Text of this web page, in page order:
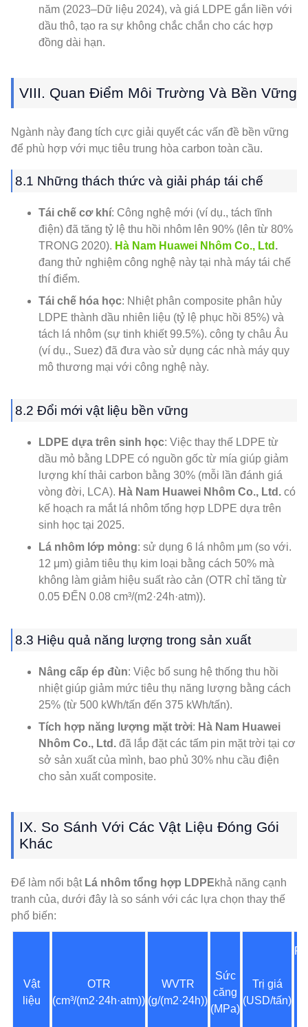
năm (2023–Dữ liệu 2024), và giá LDPE gắn liền với
dầu thô, tạo ra sự không chắc chắn cho các hợp
đồng dài hạn.
VIII. Quan Điểm Môi Trường Và Bền Vững
Ngành này đang tích cực giải quyết các vấn đề bền vững
để phù hợp với mục tiêu trung hòa carbon toàn cầu.
8.1 Những thách thức và giải pháp tái chế
Tái chế cơ khí: Công nghệ mới (ví dụ., tách tĩnh
điện) đã tăng tỷ lệ thu hồi nhôm lên 90% (lên từ 80%
TRONG 2020). Hà Nam Huawei Nhôm Co., Ltd .
đang thử nghiệm công nghệ này tại nhà máy tái chế
thí điểm.
Tái chế hóa học: Nhiệt phân composite phân hủy
LDPE thành dầu nhiên liệu (tỷ lệ phục hồi 85%) và
tách lá nhôm (sự tinh khiết 99.5%). công ty châu Âu
(ví dụ., Suez) đã đưa vào sử dụng các nhà máy quy
mô thương mại với công nghệ này.
8.2 Đổi mới vật liệu bền vững
LDPE dựa trên sinh học: Việc thay thế LDPE từ
dầu mỏ bằng LDPE có nguồn gốc từ mía giúp giảm
lượng khí thải carbon bằng 30% (mỗi lần đánh giá
vòng đời, LCA). Hà Nam Huawei Nhôm Co., Ltd. có
kế hoạch ra mắt lá nhôm tổng hợp LDPE dựa trên
sinh học tại 2025.
Lá nhôm lớp mỏng: sử dụng 6 lá nhôm μm (so với.
12 μm) giảm tiêu thụ kim loại bằng cách 50% mà
không làm giảm hiệu suất rào cản (OTR chỉ tăng từ
0.05 ĐẾN 0.08 cm³/(m2·24h·atm)).
8.3 Hiệu quả năng lượng trong sản xuất
Nâng cấp ép đùn: Việc bổ sung hệ thống thu hồi
nhiệt giúp giảm mức tiêu thụ năng lượng bằng cách
25% (từ 500 kWh/tấn đến 375 kWh/tấn).
Tích hợp năng lượng mặt trời: Hà Nam Huawei
Nhôm Co., Ltd. đã lắp đặt các tấm pin mặt trời tại cơ
sở sản xuất của mình, bao phủ 30% nhu cầu điện
cho sản xuất composite.
IX. So Sánh Với Các Vật Liệu Đóng Gói
Khác
Để làm nổi bật Lá nhôm tổng hợp LDPEkhả năng cạnh
tranh của, dưới đây là so sánh với các lựa chọn thay thế
phổ biến:
Vật
liệu
OTR
(cm³/(m2·24h·atm))
WVTR
(g/(m2·24h))
Sức
căng
(MPa)
Trị giá
(USD/tấn)